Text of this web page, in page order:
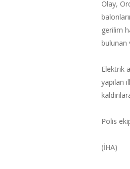
Olay,
gerilim
bulunan
Elektrik
yapılan
Polis
(İHA)